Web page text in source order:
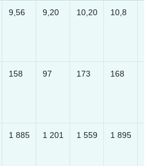
9,56 9,20 10,20 10,8
158 97 173 168
1 885 1 201 1 559 1 895